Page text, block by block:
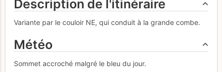
Description de l'itinéraire
Variante par le couloir NE, qui conduit à la grande combe.
Météo
Sommet accroché malgré le bleu du jour.